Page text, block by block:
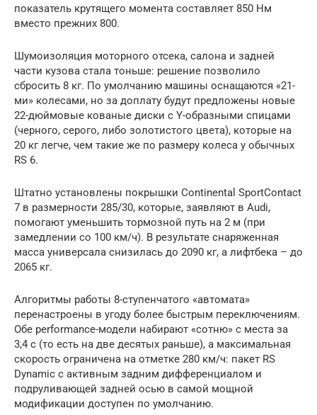
показатель крутящего момента составляет 850 Нм
вместо прежних 800.
Шумоизоляция моторного отсека, салона и задней
части кузова стала тоньше: решение позволило
сбросить 8 кг. По умолчанию машины оснащаются «21-
ми» колесами, но за доплату будут предложены новые
22-дюймовые кованые диски с Y-образными спицами
(черного, серого, либо золотистого цвета), которые на
20 кг легче, чем такие же по размеру колеса у обычных
RS 6.
Штатно установлены покрышки Continental SportContact
7 в размерности 285/30, которые, заявляют в Audi,
помогают уменьшить тормозной путь на 2 м (при
замедлении со 100 км/ч). В результате снаряженная
масса универсала снизилась до 2090 кг, а лифтбека – до
2065 кг.
Алгоритмы работы 8-ступенчатого «автомата»
перенастроены в угоду более быстрым переключениям.
Обе performance-модели набирают «сотню» с места за
3,4 с (то есть на две десятых раньше), а максимальная
скорость ограничена на отметке 280 км/ч: пакет RS
Dynamic с активным задним дифференциалом и
подруливающей задней осью в самой мощной
модификации доступен по умолчанию.